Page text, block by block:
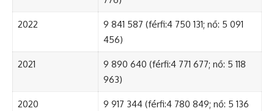
2022
9 841 587 (férfi:4 750 131; nő: 5 091
456)
2021
9 890 640 (férfi:4 771 677; nő: 5 118
963)
2020
9 917 344 (férfi:4 780 849; nő: 5 136